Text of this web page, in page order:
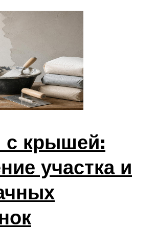
с крышей:
участка и